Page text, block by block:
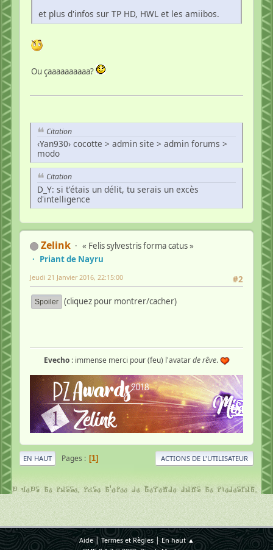
et plus d'infos sur TP HD, HWL et les amiibos.
Ou çaaaaaaaaaa?
Citation
‹Yan930› cocotte > admin site > admin forums >
modo
Citation
D_Y: si t'étais un délit, tu serais un excès
d'intelligence
Zelink
« Felis sylvestris forma catus »
Priant de Nayru
#2
Jeudi 21 Janvier 2016, 22:15:00
(cliquez pour montrer/cacher)
Evecho: immense merci pour (feu) l'avatarde rêve.
EN HAUT Pages 1 ACTIONS DE L'UTILISATEUR
Aide|Termes et Règles|En haut ▲